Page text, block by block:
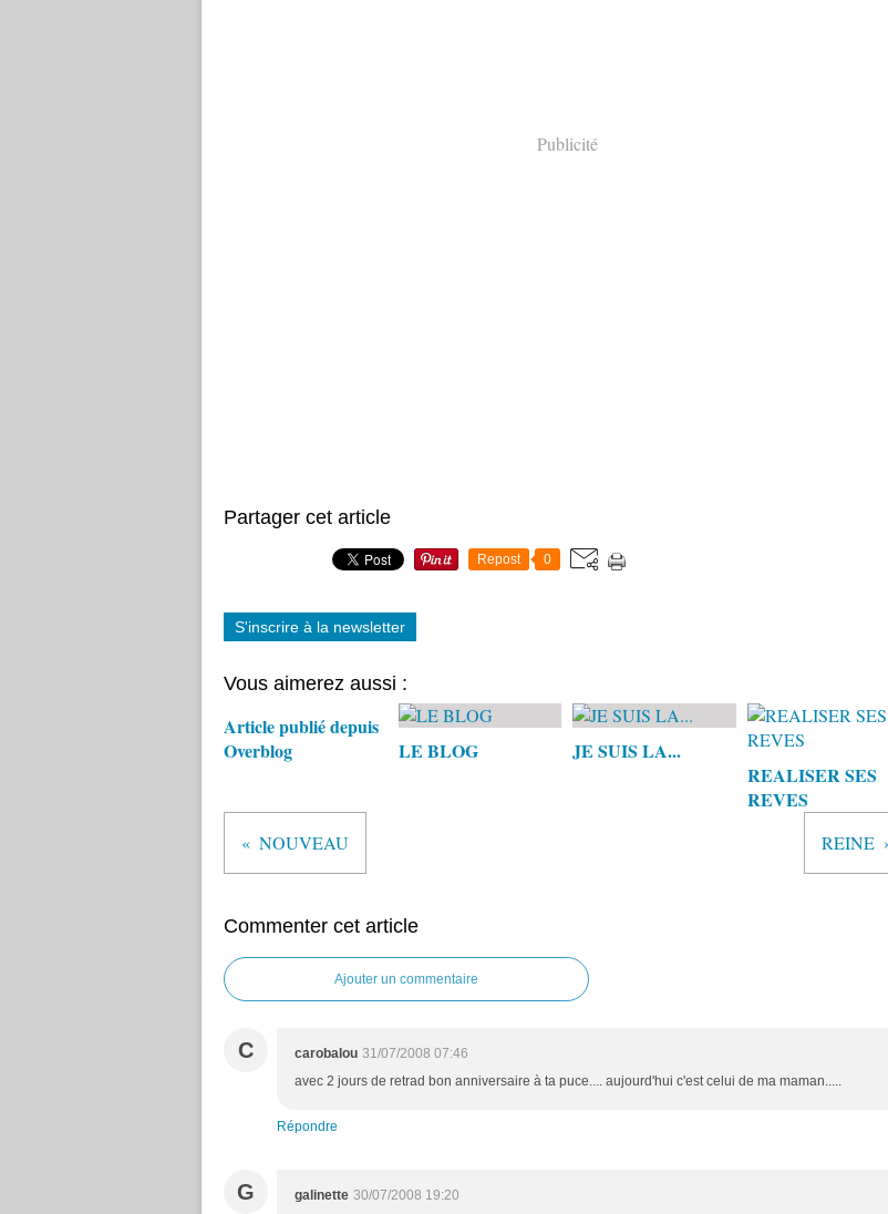
Publicité
Partager cet article
Repost 0
S'inscrire à la newsletter
Vous aimerez aussi :
Article publié depuis
Overblog
LE BLOG
JE SUIS LA...
REALISER SES
REVES
NOUVEAU REINE
Commenter cet article
Ajouter un commentaire
C carobalou 31/07/2008 07:46
avec 2 jours de retrad bon anniversaire à ta puce.... aujourd'hui c'est celui de ma maman.....
Répondre
G galinette 30/07/2008 19:20